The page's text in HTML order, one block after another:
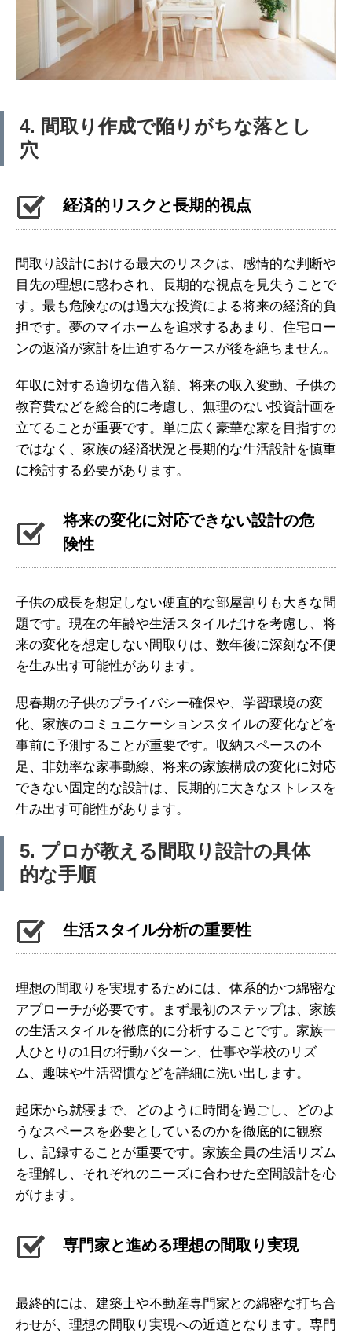
4. 間取り作成で陥りがちな落とし
穴
経済的リスクと長期的視点
間取り設計における最大のリスクは、感情的な判断や
目先の理想に惑わされ、長期的な視点を見失うことで
す。最も危険なのは過大な投資による将来の経済的負
担です。夢のマイホームを追求するあまり、住宅ロー
ンの返済が家計を圧迫するケースが後を絶ちません。
年収に対する適切な借入額、将来の収入変動、子供の
教育費などを総合的に考慮し、無理のない投資計画を
立てることが重要です。単に広く豪華な家を目指すの
ではなく、家族の経済状況と長期的な生活設計を慎重
に検討する必要があります。
将来の変化に対応できない設計の危
険性
子供の成長を想定しない硬直的な部屋割りも大きな問
題です。現在の年齢や生活スタイルだけを考慮し、将
来の変化を想定しない間取りは、数年後に深刻な不便
を生み出す可能性があります。
思春期の子供のプライバシー確保や、学習環境の変
化、家族のコミュニケーションスタイルの変化などを
事前に予測することが重要です。収納スペースの不
足、非効率な家事動線、将来の家族構成の変化に対応
できない固定的な設計は、長期的に大きなストレスを
生み出す可能性があります。
5. プロが教える間取り設計の具体
的な手順
生活スタイル分析の重要性
理想の間取りを実現するためには、体系的かつ綿密な
アプローチが必要です。まず最初のステップは、家族
の生活スタイルを徹底的に分析することです。家族一
人ひとりの1日の行動パターン、仕事や学校のリズ
ム、趣味や生活習慣などを詳細に洗い出します。
起床から就寝まで、どのように時間を過ごし、どのよ
うなスペースを必要としているのかを徹底的に観察
し、記録することが重要です。家族全員の生活リズム
を理解し、それぞれのニーズに合わせた空間設計を心
がけます。
専門家と進める理想の間取り実現
最終的には、建築士や不動産専門家との綿密な打ち合
わせが、理想の間取り実現への近道となります。専門